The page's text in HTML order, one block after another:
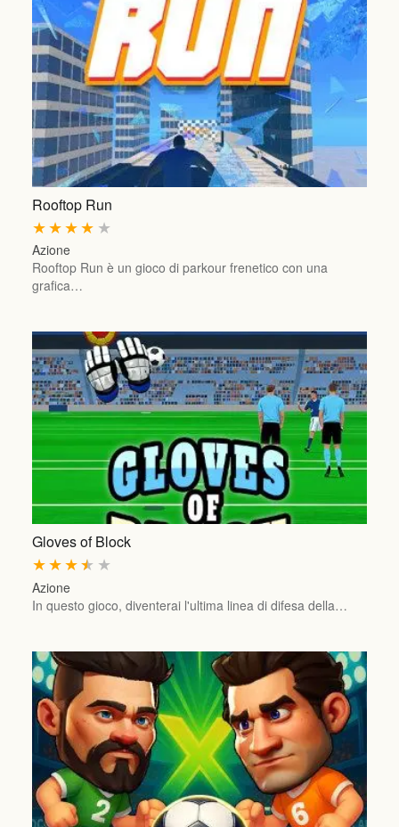
Rooftop Run
★
★
★
★
★
Azione
Rooftop Run è un gioco di parkour frenetico con una
grafica…
Gloves of Block
★
★
★
★
★
Azione
In questo gioco, diventerai l'ultima linea di difesa della…